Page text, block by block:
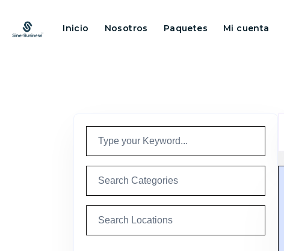
Inicio Nosotros Paquetes Mi cuenta